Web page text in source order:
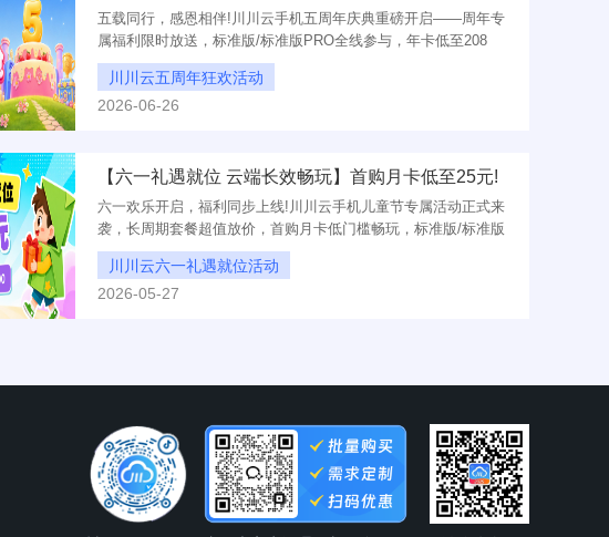
五载同行，感恩相伴!川川云手机五周年庆典重磅开启​——周年专
属福利限时放送，标准版/标准版PRO全线参与，年卡低至208
元，首购月卡仅需25元，超值优惠不容错过!
川川云五周年狂欢活动
五周年狂欢福利5折起开抢
2026-06-26
【六一礼遇就位 云端长效畅玩】首购月卡低至25元!
​六一欢乐开启，福利同步上线!川川云手机儿童节专属活动正式来
袭，长周期套餐超值放价，首购月卡低门槛畅玩，标准版/标准版
PRO全面参与，云端体验快乐不断线!
川川云六一礼遇就位活动
六一礼遇就位首购月卡低至25元
2026-05-27